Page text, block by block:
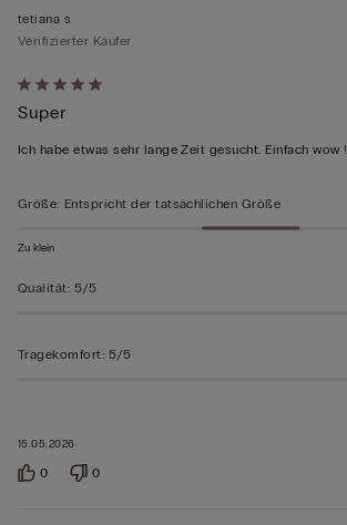
Mit
5
von
bewertet
15.05.2026
tetiana s
Verifizierter Käufer
Super
Ich habe etwas sehr lange Zeit gesucht. Einfach wow !
Größe: Entspricht der tatsächlichen Größe
Zu klein
Qualität: 5/5
Tragekomfort: 5/5
0 0